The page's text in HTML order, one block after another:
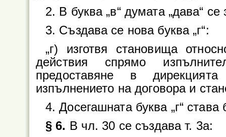
2. В буква „в“ думата „дава“ се
3. Създава се нова буква „г“:
„г) изготвя становища
действия спрямо
предоставяне в
изпълнението на договора и
4. Досегашната буква „г“ става
§ 6. В чл. 30 се създава т. 3а: